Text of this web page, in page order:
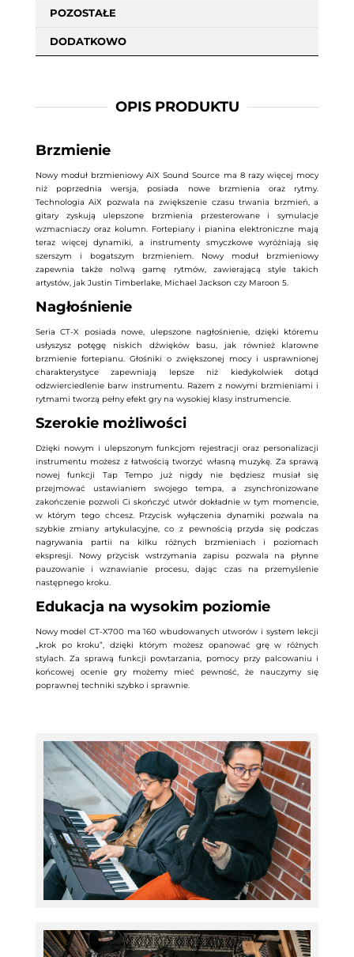
POZOSTAŁE
DODATKOWO
OPIS PRODUKTU
Brzmienie
Nowy moduł brzmieniowy AiX Sound Source ma 8 razy więcej mocy
niż poprzednia wersja, posiada nowe brzmienia oraz rytmy.
Technologia AiX pozwala na zwiększenie czasu trwania brzmień, a
gitary zyskują ulepszone brzmienia przesterowane i symulacje
wzmacniaczy oraz kolumn. Fortepiany i pianina elektroniczne mają
teraz więcej dynamiki, a instrumenty smyczkowe wyróżniają się
szerszym i bogatszym brzmieniem. Nowy moduł brzmieniowy
zapewnia także no1wą gamę rytmów, zawierającą style takich
artystów, jak Justin Timberlake, Michael Jackson czy Maroon 5.
Nagłośnienie
Seria CT-X posiada nowe, ulepszone nagłośnienie, dzięki któremu
usłyszysz potęgę niskich dźwięków basu, jak również klarowne
brzmienie fortepianu. Głośniki o zwiększonej mocy i usprawnionej
charakterystyce zapewniają lepsze niż kiedykolwiek dotąd
odzwierciedlenie barw instrumentu. Razem z nowymi brzmieniami i
rytmami tworzą pełny efekt gry na wysokiej klasy instrumencie.
Szerokie możliwości
Dzięki nowym i ulepszonym funkcjom rejestracji oraz personalizacji
instrumentu możesz z łatwością tworzyć własną muzykę. Za sprawą
nowej funkcji Tap Tempo już nigdy nie będziesz musiał się
przejmować ustawianiem swojego tempa, a zsynchronizowane
zakończenie pozwoli Ci skończyć utwór dokładnie w tym momencie,
w którym tego chcesz. Przycisk wyłączenia dynamiki pozwala na
szybkie zmiany artykulacyjne, co z pewnością przyda się podczas
nagrywania partii na kilku różnych brzmieniach i poziomach
ekspresji. Nowy przycisk wstrzymania zapisu pozwala na płynne
pauzowanie i wznawianie procesu, dając czas na przemyślenie
następnego kroku.
Edukacja na wysokim poziomie
Nowy model CT-X700 ma 160 wbudowanych utworów i system lekcji
„krok po kroku”, dzięki którym możesz opanować grę w różnych
stylach. Za sprawą funkcji powtarzania, pomocy przy palcowaniu i
końcowej ocenie gry możemy mieć pewność, że nauczymy się
poprawnej techniki szybko i sprawnie.